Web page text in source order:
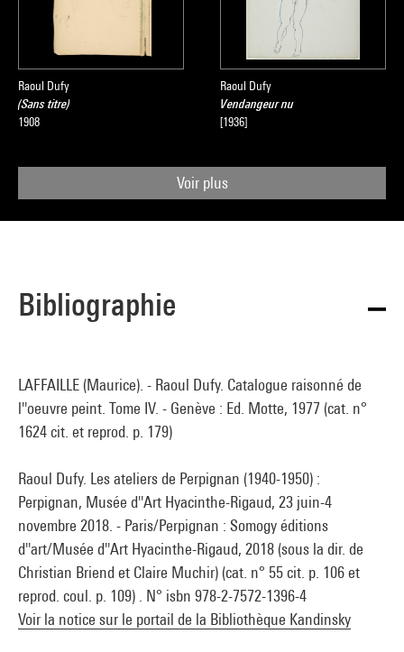
Raoul Dufy
(Sans titre)
1908
Raoul Dufy
Vendangeur nu
[1936]
Voir plus
Bibliographie
LAFFAILLE (Maurice). - Raoul Dufy. Catalogue raisonné de
l''oeuvre peint. Tome IV. - Genève : Ed. Motte, 1977 (cat. n°
1624 cit. et reprod. p. 179)
Raoul Dufy. Les ateliers de Perpignan (1940-1950) :
Perpignan, Musée d''Art Hyacinthe-Rigaud, 23 juin-4
novembre 2018. - Paris/Perpignan : Somogy éditions
d''art/Musée d''Art Hyacinthe-Rigaud, 2018 (sous la dir. de
Christian Briend et Claire Muchir) (cat. n° 55 cit. p. 106 et
reprod. coul. p. 109) . N° isbn 978-2-7572-1396-4
Voir la notice sur le portail de la Bibliothèque Kandinsky